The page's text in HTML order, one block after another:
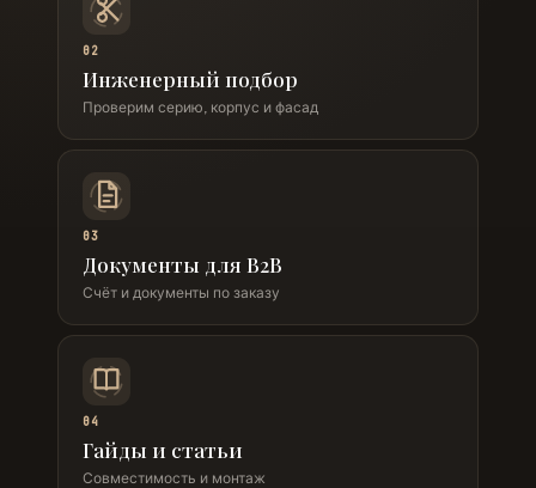
02
Инженерный подбор
Проверим серию, корпус и фасад
03
Документы для B2B
Счёт и документы по заказу
04
Гайды и статьи
Совместимость и монтаж